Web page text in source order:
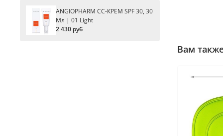
Вам
ANGIOPHARM CC-КРЕМ SPF 30, 30
Мл | 01 Light
2 430 руб